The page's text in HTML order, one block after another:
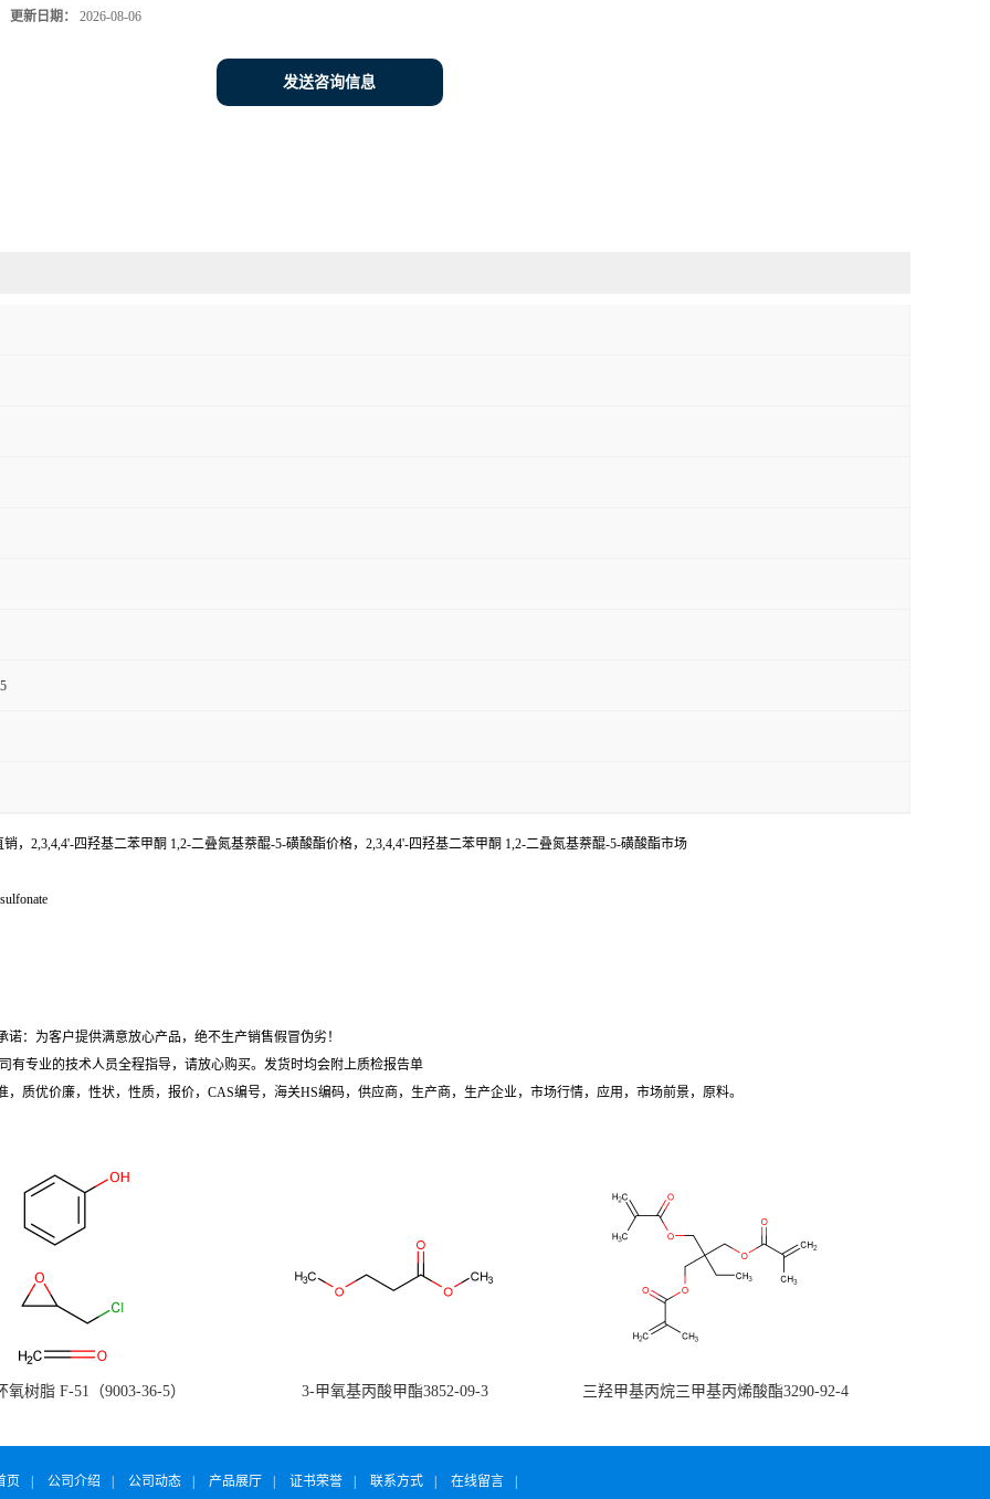
更新日期： 2026-08-06
发送咨询信息
，2,3,4,4'-四羟基二苯甲酮 1,2-二叠氮基萘醌-5-磺酸酯价格，2,3,4,4'-四羟基二苯甲酮 1,2-二叠氮基萘醌-5-磺酸酯市场
：为客户提供满意放心产品，绝不生产销售假冒伪劣！
有专业的技术人员全程指导，请放心购买。发货时均会附上质检报告单
质优价廉，性状，性质，报价，CAS编号，海关HS编码，供应商，生产商，生产企业，市场行情，应用，市场前景，原料。
氧树脂 F-51（9003-36-5） 3-甲氧基丙酸甲酯3852-09-3 三羟甲基丙烷三甲基丙烯酸酯3290-92-4
页 公司介绍 公司动态 产品展厅 证书荣誉 联系方式 在线留言